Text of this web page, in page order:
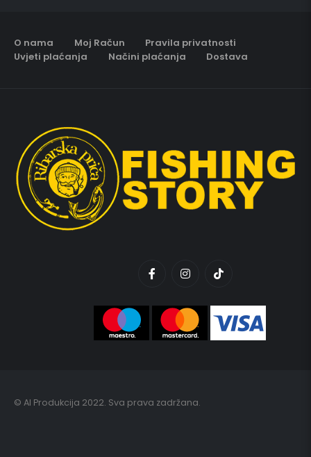
O nama Moj Račun
Pravila privatnosti
Uvjeti plaćanja
Načini plaćanja Dostava
© AI Produkcija 2022. Sva prava zadržana.